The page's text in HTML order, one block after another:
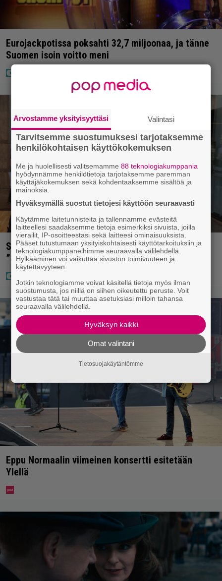
Eurojackpotissa poksahti 32,7 miljoonaa, ja tänne
Suomen isoin voitto meni
Sara ja Mikko Parikka etsivät uutta kotia –
”Seuraavaan kotiin tämmöinen”
Eppu Normaalin viimeinen konsertti esitetään
Ylellä
Arvostamme yksityisyyttäsi Valintasi
Tarvitsemme suostumuksesi tarjotaksemme
henkilökohtaisen käyttökokemuksen
Me ja huolellisesti valitsemamme88 teknologiakumppania
hyödynnämme henkilötietoja tarjotaksemme paremman
käyttäjäkokemuksen sekä kohdentaaksemme sisältöä ja
mainoksia.
Hyväksymällä suostut tietojesi käyttöön seuraavasti
Käytämme laitetunnisteita ja tallennamme evästeitä
laitteellesi saadaksemme tietoja esimerkiksi sivuista, joilla
vierailit, IP-osoitteestasi sekä laitteesi ominaisuuksista.
Pääset tutustumaan yksityiskohtaisesti käyttötarkoituksiin ja
teknologiakumppaneihimme seuraavalla välilehdellä.
Hylkääminen voi vaikuttaa sivuston toimivuuteen ja
käytettävyyteen.
Jotkin teknologiamme voivat käsitellä tietoja myös ilman
suostumusta, jos niillä on siihen oikeutettu peruste. Voit
vastustaa tätä tai muuttaa asetuksiasi milloin tahansa
seuraavalla välilehdellä.
Hyväksyn kaikki
Omat valintani
Tietosuojakäytäntömme